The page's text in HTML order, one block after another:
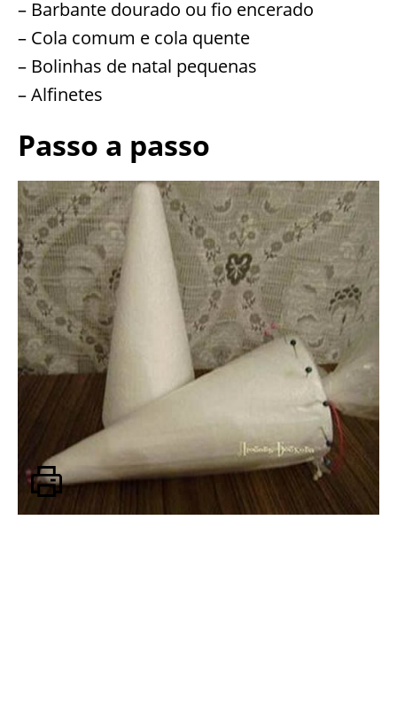
– Barbante dourado ou fio encerado
– Cola comum e cola quente
– Bolinhas de natal pequenas
– Alfinetes
Passo a passo